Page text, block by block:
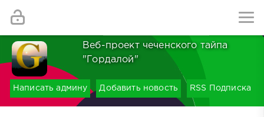
Веб-проект чеченского тайпа
"Гордалой"
Написать админу Добавить новость RSS Подписка